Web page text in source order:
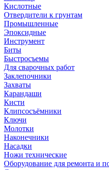
Кислотные
Отвердители к грунтам
Промышленные
Эпоксидные
Инструмент
Биты
Быстросъемы
Для сварочных работ
Заклепочники
Захваты
Карандаши
Кисти
Клипсосъёмники
Ключи
Молотки
Наконечники
Насадки
Ножи технические
Оборудование для ремонта и